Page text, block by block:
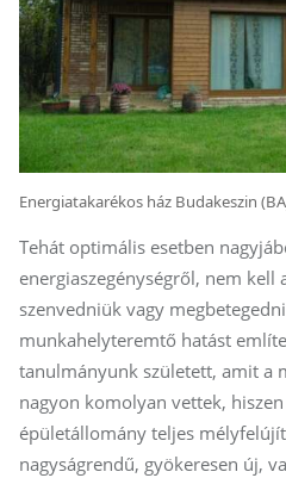
Energiatakarékos ház Budakeszin
Tehát optimális esetben
energiaszegénységről, nem kell
szenvedniük vagy
munkahelyteremtő hatást
tanulmányunk született, amit a
nagyon komolyan vettek,
épületállomány teljes
nagyságrendű, gyökeresen új,